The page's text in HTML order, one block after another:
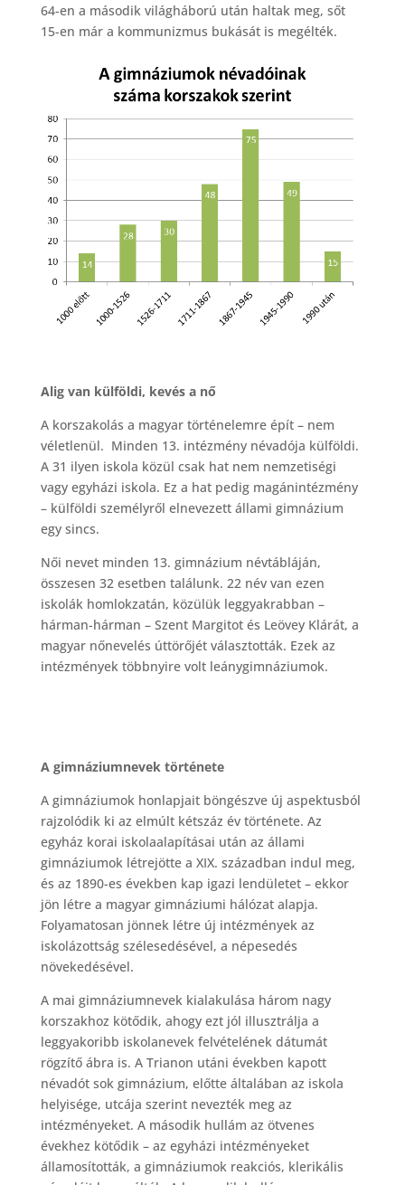
64-en a második világháború után haltak meg, sőt
15-en már a kommunizmus bukását is megélték.
Alig van külföldi, kevés a nő
A korszakolás a magyar történelemre épít – nem
véletlenül. Minden 13. intézmény névadója külföldi.
A 31 ilyen iskola közül csak hat nem nemzetiségi
vagy egyházi iskola. Ez a hat pedig magánintézmény
– külföldi személyről elnevezett állami gimnázium
egy sincs.
Női nevet minden 13. gimnázium névtábláján,
összesen 32 esetben találunk. 22 név van ezen
iskolák homlokzatán, közülük leggyakrabban –
hárman-hárman – Szent Margitot és Leövey Klárát, a
magyar nőnevelés úttörőjét választották. Ezek az
intézmények többnyire volt leánygimnáziumok.
A gimnáziumnevek története
A gimnáziumok honlapjait böngészve új aspektusból
rajzolódik ki az elmúlt kétszáz év története. Az
egyház korai iskolaalapításai után az állami
gimnáziumok létrejötte a XIX. században indul meg,
és az 1890-es években kap igazi lendületet – ekkor
jön létre a magyar gimnáziumi hálózat alapja.
Folyamatosan jönnek létre új intézmények az
iskolázottság szélesedésével, a népesedés
növekedésével.
A mai gimnáziumnevek kialakulása három nagy
korszakhoz kötődik, ahogy ezt jól illusztrálja a
leggyakoribb iskolanevek felvételének dátumát
rögzítő ábra is. A Trianon utáni években kapott
névadót sok gimnázium, előtte általában az iskola
helyisége, utcája szerint nevezték meg az
intézményeket. A második hullám az ötvenes
évekhez kötődik – az egyházi intézményeket
államosították, a gimnáziumok reakciós, klerikális